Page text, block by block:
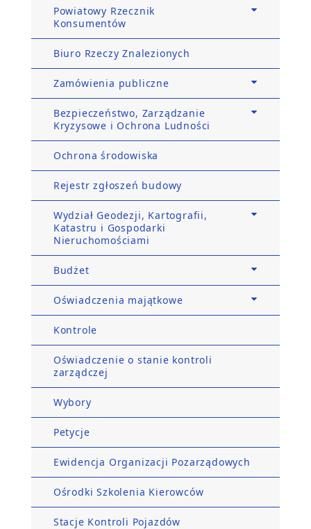
Powiatowy Rzecznik
Konsumentów
Biuro Rzeczy Znalezionych
Zamówienia publiczne
Bezpieczeństwo, Zarządzanie
Kryzysowe i Ochrona Ludności
Ochrona środowiska
Rejestr zgłoszeń budowy
Wydział Geodezji, Kartografii,
Katastru i Gospodarki
Nieruchomościami
Budżet
Oświadczenia majątkowe
Kontrole
Oświadczenie o stanie kontroli
zarządczej
Wybory
Petycje
Ewidencja Organizacji Pozarządowych
Ośrodki Szkolenia Kierowców
Stacje Kontroli Pojazdów